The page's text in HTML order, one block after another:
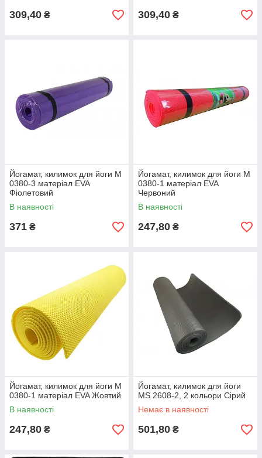
309,40 ₴ 309,40 ₴
Йогамат, килимок для йоги M
0380-3 матеріал EVA
Фіолетовий
В наявності
371 ₴
Йогамат, килимок для йоги M
0380-1 матеріал EVA
Червоний
В наявності
247,80 ₴
Йогамат, килимок для йоги M
0380-1 матеріал EVA Жовтий
В наявності
247,80 ₴
Йогамат, килимок для йоги
MS 2608-2, 2 кольори Сірий
Немає в наявності
501,80 ₴